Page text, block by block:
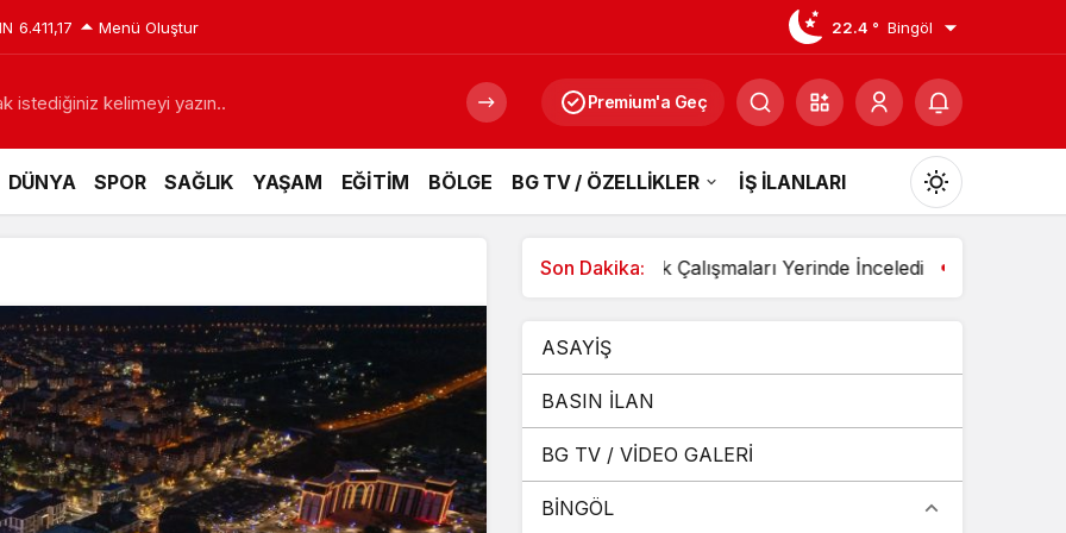
6.411,17 Menü Oluştur 22.4 ° Bingöl
istediğiniz kelimeyi yazın.. Premium'a Geç
DÜNYA SPOR SAĞLIK YAŞAM EĞİTİM BÖLGE BG TV / ÖZELLİKLER İŞ İLANLARI
Mod
değiştir
Gündüz Modu
Gece Modu
Gece modunu seçin.
Son Dakika:
pencereleri açılıyor Özbek Çalışmaları Yerinde İnceledi 3 Aracın Karıştığı
ASAYİŞ
BASIN İLAN
BG TV / VİDEO GALERİ
BİNGÖL